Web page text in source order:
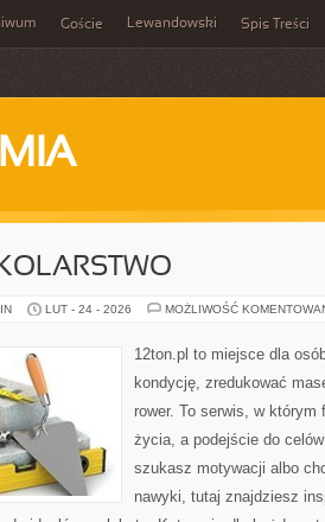
Goście Lewandowski Spis Treści
LUT - 24 - 2026 MOŻLIWOŚĆ
12ton.pl to miejsce dla
kondycję, zredukować
rower. To serwis, w którym
życia, a podejście do
szukasz motywacji albo
nawyki, tutaj znajdziesz